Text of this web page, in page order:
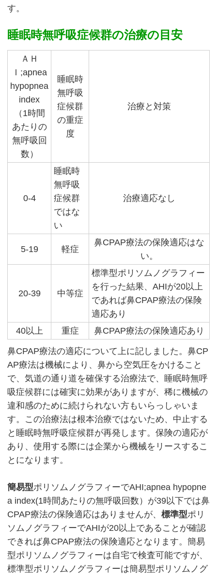
す。
睡眠時無呼吸症候群の治療の目安
ＡＨ
Ｉ;apnea
hypopnea
index
（1時間
あたりの
無呼吸回
数）
睡眠時
無呼吸
症候群
の重症
度
治療と対策
0-4
睡眠時
無呼吸
症候群
ではな
い
治療適応なし
5-19 軽症
鼻CPAP療法の保険適応はな
い。
20-39 中等症
標準型ポリソムノグラフィー
を行った結果、AHIが20以上
であれば鼻CPAP療法の保険
適応あり
40以上
重症 鼻CPAP療法の保険適応あり
鼻CPAP療法の適応について上に記しました。鼻CP
AP療法は機械により、鼻から空気圧をかけること
で、気道の通り道を確保する治療法で、睡眠時無呼
吸症候群には確実に効果がありますが、稀に機械の
違和感のために続けられない方もいらっしゃいま
す。この治療法は根本治療ではないため、中止する
と睡眠時無呼吸症候群が再発します。保険の適応が
あり、使用する際には企業から機械をリースするこ
とになります。
簡易型ポリソムノグラフィーでAHI;apnea hypopne
a index(1時間あたりの無呼吸回数）が39以下では鼻
CPAP療法の保険適応はありませんが、 標準型ポリ
ソムノグラフィーでAHIが20以上であることが確認
できれば鼻CPAP療法の保険適応となります。簡易
型ポリソムノグラフィーは自宅で検査可能ですが、
標準型ポリソムノグラフィーは簡易型ポリソムノグ